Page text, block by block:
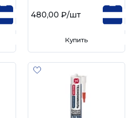
480,00 ₽/шт
Купить